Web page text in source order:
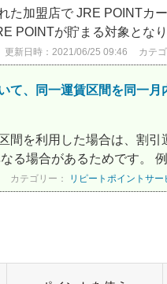
た加盟店で JRE POINTカ
POINTが貯まる対象とな
更新日時：2021/06/25 09:46 カテ
て、同一運賃区間を同一
間を利用した場合は、割
る場合があるためです。
カテゴリー： リピートポイントサー